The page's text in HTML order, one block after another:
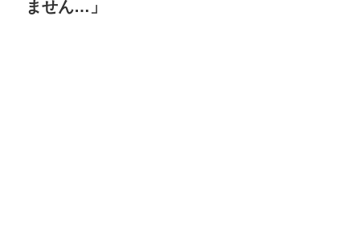
ません…」